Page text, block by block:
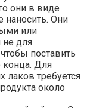
они в виде
наносить. Они
или
не для
поставить
конца. Для
лаков требуется
около